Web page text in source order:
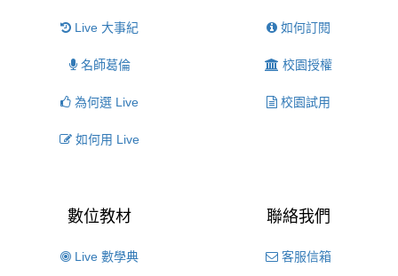
Live 大事紀
名師葛倫
為何選 Live
如何用 Live
如何訂閱
校園授權
校園試用
數位教材
Live 數學典
聯絡我們
客服信箱